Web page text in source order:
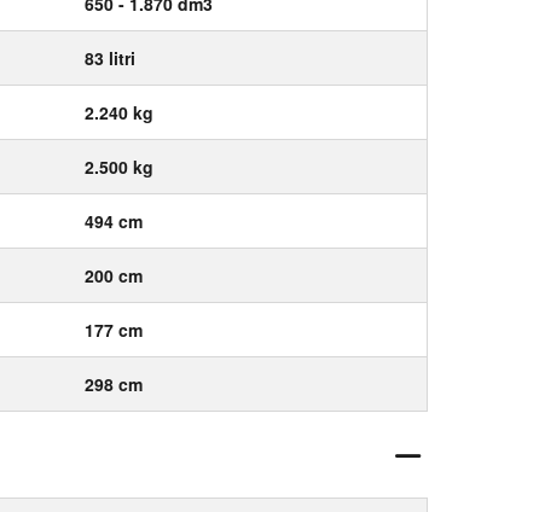
83 litri
2.240 kg
2.500 kg
494 cm
200 cm
177 cm
298 cm